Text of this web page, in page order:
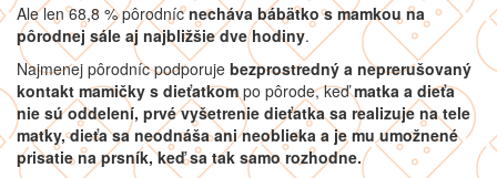
Ale len 68,8 % pôrodnícnecháva bábätko s mamkou na
pôrodnej sále aj najbližšie dve hodiny.
Najmenej pôrodníc podporuje bezprostredný a neprerušovaný
kontakt mamičky s dieťatkompo pôrode, keďmatka a dieťa
nie sú oddelení, prvé vyšetrenie dieťatka sa realizuje na tele
matky, dieťa sa neodnáša ani neoblieka a je mu umožnené
prisatie na prsník, keď sa tak samo rozhodne.